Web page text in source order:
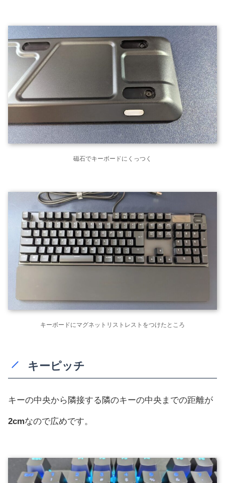
磁石でキーボードにくっつく
キーボードにマグネットリストレストをつけたところ
キーピッチ
キーの中央から隣接する隣のキーの中央までの距離が
2cmなので広めです。